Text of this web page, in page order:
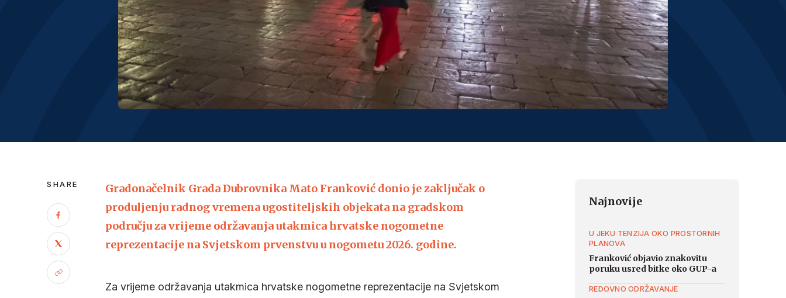
SHARE
Gradonačelnik Grada Dubrovnika Mato Franković donio je zaključak o
produljenju radnog vremena ugostiteljskih objekata na gradskom
području za vrijeme održavanja utakmica hrvatske nogometne
reprezentacije na Svjetskom prvenstvu u nogometu 2026. godine.
Za vrijeme održavanja utakmica hrvatske nogometne reprezentacije na Svjetskom
Najnovije
U JEKU TENZIJA OKO PROSTORNIH
PLANOVA
Franković objavio znakovitu
poruku usred bitke oko GUP-a
REDOVNO ODRŽAVANJE